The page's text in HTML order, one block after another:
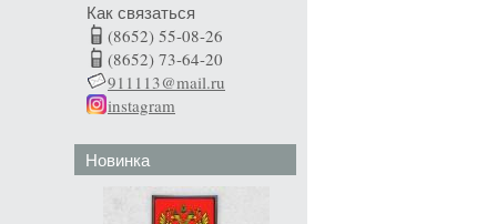
Как связаться
(8652) 55-08-26
(8652) 73-64-20
911113@mail.ru
instagram
Новинка